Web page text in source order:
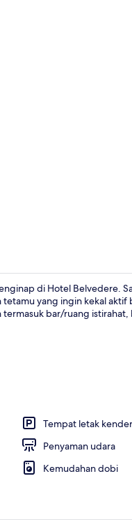
di Hotel Belvedere.
yang ingin kekal aktif
bar/ruang
Tempat letak
Penyaman udara
Kemudahan dobi